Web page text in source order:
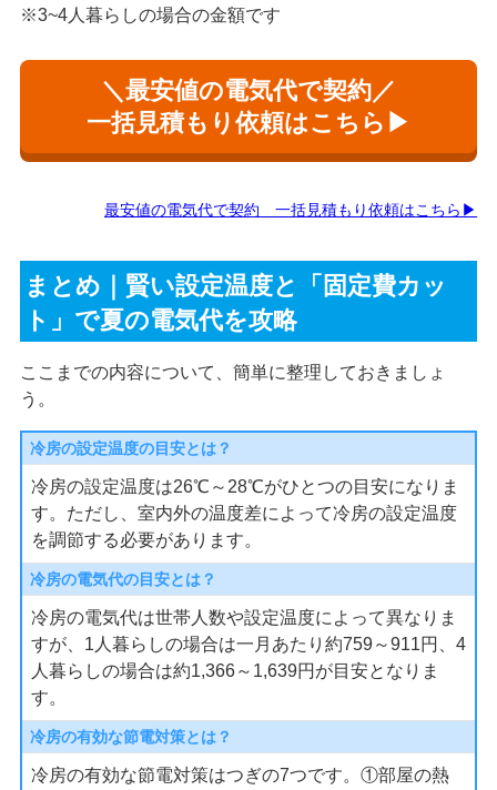
※3~4人暮らしの場合の金額です
＼最安値の電気代で契約／
一括見積もり依頼はこちら▶
最安値の電気代で契約 一括見積もり依頼はこちら▶
まとめ｜賢い設定温度と「固定費カッ
ト」で夏の電気代を攻略
ここまでの内容について、簡単に整理しておきましょ
う。
冷房の設定温度の目安とは？
冷房の設定温度は26℃～28℃がひとつの目安になりま
す。ただし、室内外の温度差によって冷房の設定温度
を調節する必要があります。
冷房の電気代の目安とは？
冷房の電気代は世帯人数や設定温度によって異なりま
すが、1人暮らしの場合は一月あたり約759～911円、4
人暮らしの場合は約1,366～1,639円が目安となりま
す。
冷房の有効な節電対策とは？
冷房の有効な節電対策はつぎの7つです。①部屋の熱